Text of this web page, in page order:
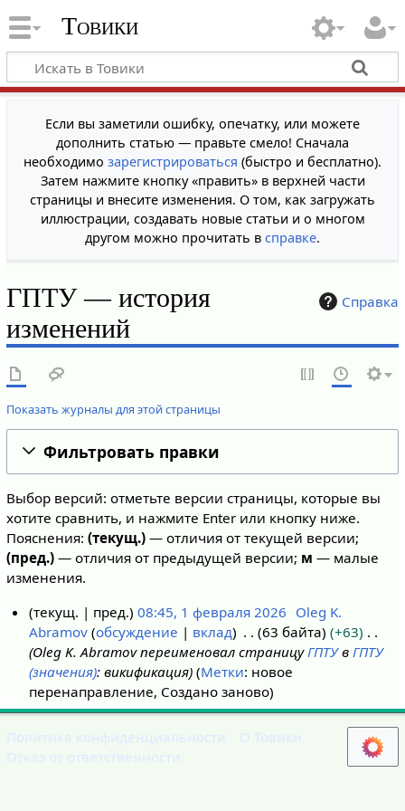
Товики
Если вы заметили ошибку, опечатку, или можете
дополнить статью — правьте смело! Сначала
необходимо зарегистрироваться (быстро и бесплатно).
Затем нажмите кнопку «править» в верхней части
страницы и внесите изменения. О том, как загружать
иллюстрации, создавать новые статьи и о многом
другом можно прочитать в справке.
Справка
ГПТУ — история
изменений
Показать журналы для этой страницы
Фильтровать правки
Выбор версий: отметьте версии страницы, которые вы
хотите сравнить, и нажмите Enter или кнопку ниже.
Пояснения: (текущ.)— отличия от текущей версии;
(пред.)— отличия от предыдущей версии; м — малые
изменения.
р
текущ. пред. 08:45, 1 февраля 2026 Oleg K.
Abramov обсуждение вклад 63 байта
+63
Oleg K. Abramov переименовал страницуГПТУвГПТУ
(значения): викификация Метки: новое
перенаправление Создано заново